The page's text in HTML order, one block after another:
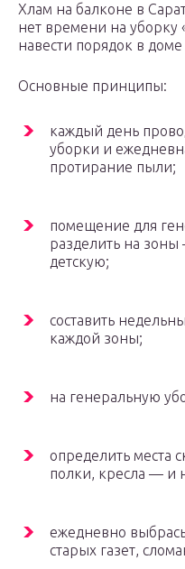
Хлам на балконе в
нет времени на уборку
навести порядок в
Основные принципы:
каждый день
уборки и
протирание пыли;
помещение для
разделить на
детскую;
составить
каждой зоны;
на генеральную
определить места
полки, кресла — и
ежедневно
старых газет,